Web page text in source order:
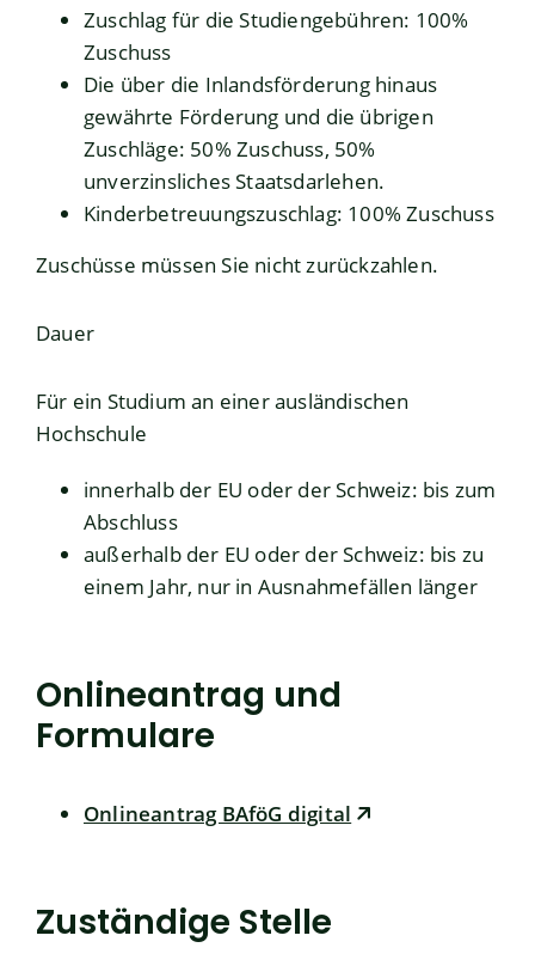
Zuschlag für die Studiengebühren: 100%
Zuschuss
Die über die Inlandsförderung hinaus
gewährte Förderung und die übrigen
Zuschläge: 50% Zuschuss, 50%
unverzinsliches Staatsdarlehen.
Kinderbetreuungszuschlag: 100% Zuschuss
Zuschüsse müssen Sie nicht zurückzahlen.
Dauer
Für ein Studium an einer ausländischen
Hochschule
innerhalb der EU oder der Schweiz: bis zum
Abschluss
außerhalb der EU oder der Schweiz: bis zu
einem Jahr, nur in Ausnahmefällen länger
Onlineantrag und
Formulare
Onlineantrag BAföG digital
Zuständige Stelle